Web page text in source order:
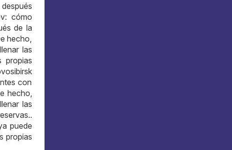
cómo
de la
hecho,
las
propias
con
hecho,
las
puede
propias